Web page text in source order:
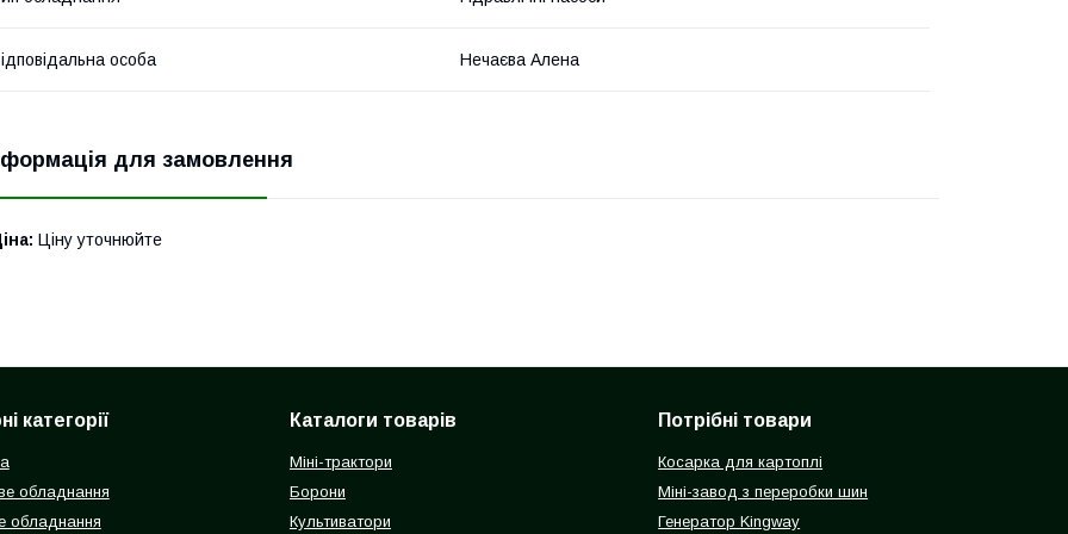
особа Нечаєва Алена
для замовлення
Ціну уточнюйте
категорії
обладнання
обладнання
Каталоги товарів
Міні-трактори
Борони
Культиватори
Потрібні товари
Косарка для картоплі
Міні-завод з переробки шин
Генератор Kingway